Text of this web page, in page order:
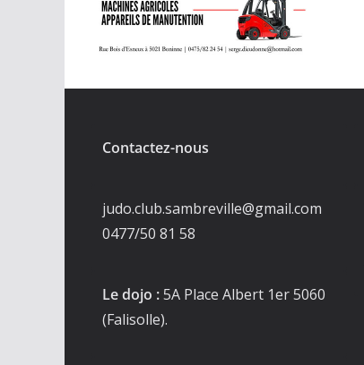
Contactez-nous
judo.club.sambreville@gmail.com
0477/50 81 58
Le dojo :5A Place Albert 1er 5060
(Falisolle).